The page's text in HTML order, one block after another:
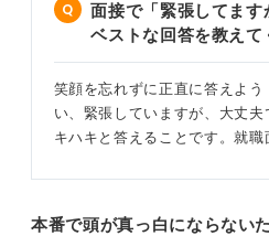
面接で「緊張してま
ベストな回答を教えて
笑顔を忘れずに正直に答えよ
い、緊張していますが、大丈
キハキと答えることです。就
本番で頭が真っ白にならない